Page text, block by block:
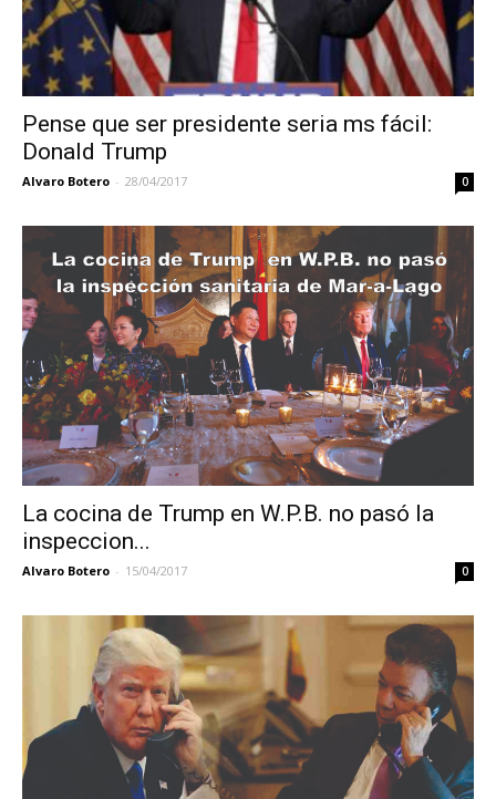
Pense que ser presidente seria ms fácil:
Donald Trump
Alvaro Botero - 28/04/2017 0
La cocina de Trump en W.P.B. no pasó la
inspeccion...
Alvaro Botero - 15/04/2017 0